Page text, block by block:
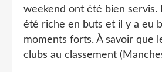
weekend ont été bien servis.
été riche en buts et il y a eu
moments forts. À savoir que
clubs au classement